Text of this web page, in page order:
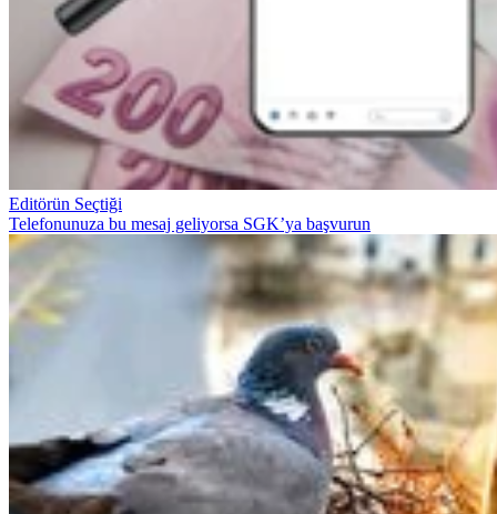
Editörün Seçtiği
Telefonunuza bu mesaj geliyorsa SGK’ya başvurun